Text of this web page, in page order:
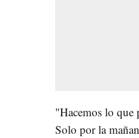
"Hacemos lo que
Solo por la